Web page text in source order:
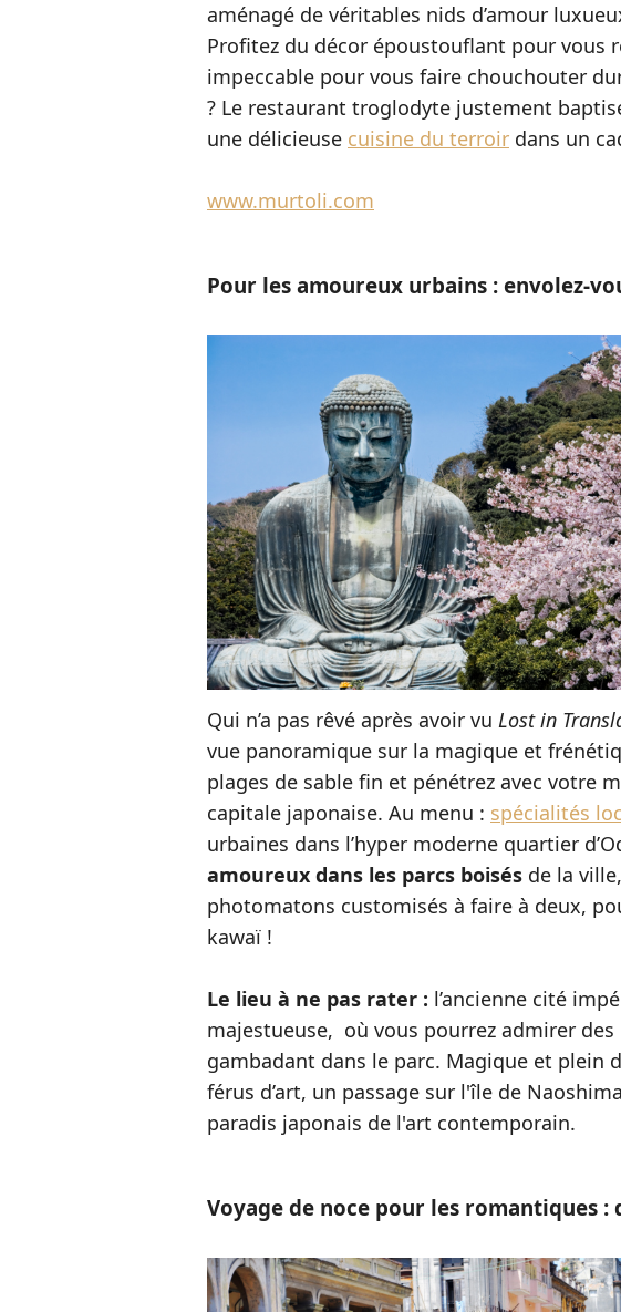
aménagé de véritables nids d’amour
Profitez du décor époustouflant pour vous
impeccable pour vous faire chouchouter
? Le restaurant troglodyte justement
une délicieuse cuisine du terroir dans un
www.murtoli.com
Pour les amoureux urbains : envolez-
Qui n’a pas rêvé après avoir vu Lost in
vue panoramique sur la magique et
plages de sable fin et pénétrez avec votre
capitale japonaise. Au menu : spécialités
urbaines dans l’hyper moderne quartier
amoureux dans les parcs boisés de la
photomatons customisés à faire à deux,
kawaï !
Le lieu à ne pas rater : l’ancienne cité
majestueuse, où vous pourrez admirer des
gambadant dans le parc. Magique et plein
férus d’art, un passage sur l'île de
paradis japonais de l'art contemporain.
Voyage de noce pour les romantiques :